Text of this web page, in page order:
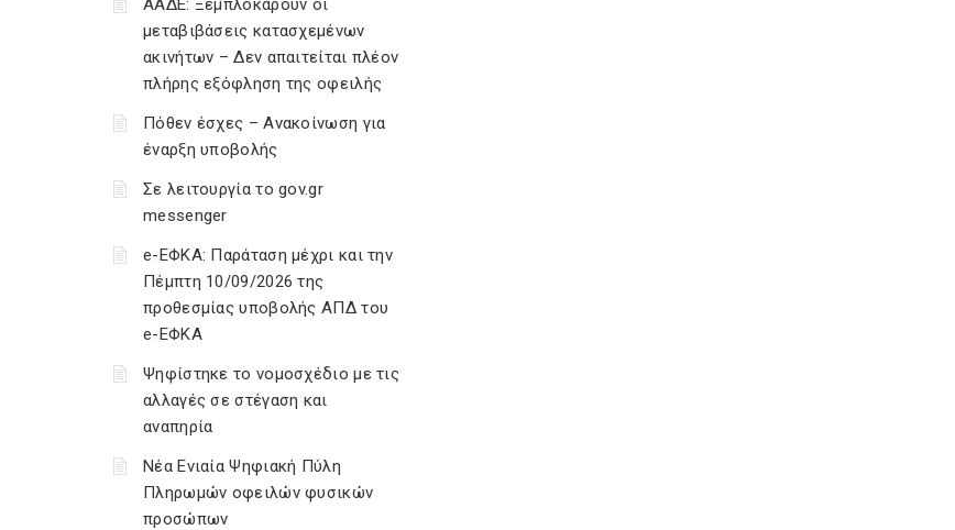
ΑΑΔΕ: Ξεμπλοκάρουν οι
μεταβιβάσεις κατασχεμένων
ακινήτων – Δεν απαιτείται πλέον
πλήρης εξόφληση της οφειλής
Πόθεν έσχες – Ανακοίνωση για
έναρξη υποβολής
Σε λειτουργία το gov.gr
messenger
e-ΕΦΚΑ: Παράταση μέχρι και την
Πέμπτη 10/09/2026 της
προθεσμίας υποβολής ΑΠΔ του
e-ΕΦΚΑ
Ψηφίστηκε το νομοσχέδιο με τις
αλλαγές σε στέγαση και
αναπηρία
Νέα Ενιαία Ψηφιακή Πύλη
Πληρωμών οφειλών φυσικών
προσώπων